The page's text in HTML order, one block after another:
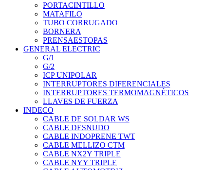
PORTACINTILLO
MATAFILO
TUBO CORRUGADO
BORNERA
PRENSAESTOPAS
GENERAL ELECTRIC
G/1
G/2
ICP UNIPOLAR
INTERRUPTORES DIFERENCIALES
INTERRUPTORES TERMOMAGNÉTICOS
LLAVES DE FUERZA
INDECO
CABLE DE SOLDAR WS
CABLE DESNUDO
CABLE INDOPRENE TWT
CABLE MELLIZO CTM
CABLE NX2Y TRIPLE
CABLE NYY TRIPLE